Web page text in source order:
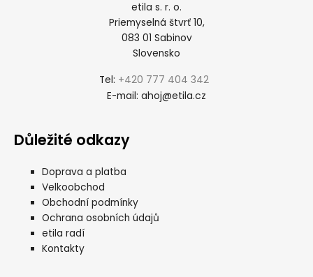
etila s. r. o.
Priemyselná štvrť 10,
083 01 Sabinov
Slovensko
Tel: +420 777 404 342
E-mail: ahoj@etila.cz
Důležité odkazy
Doprava a platba
Velkoobchod
Obchodní podmínky
Ochrana osobních údajů
etila radí
Kontakty